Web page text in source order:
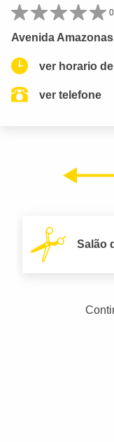
Avenida
ver horario
ver telefone
Salão